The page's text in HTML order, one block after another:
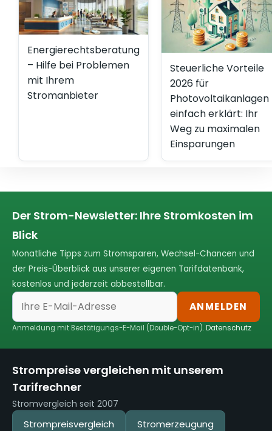
Energierechtsberatung
– Hilfe bei Problemen
mit Ihrem
Stromanbieter
Steuerliche Vorteile
2026 für
Photovoltaikanlagen
einfach erklärt: Ihr
Weg zu maximalen
Einsparungen
Der Strom-Newsletter: Ihre Stromkosten im
Blick
Monatliche Tipps zum Stromsparen, Wechsel-Chancen und
der Preis-Überblick aus unserer eigenen Tarifdatenbank,
kostenlos und jederzeit abbestellbar.
ANMELDEN
Anmeldung mit Bestätigungs-E-Mail (Double-Opt-in).Datenschutz
Strompreise vergleichen mit unserem
Tarifrechner
Stromvergleich seit 2007
Strompreisvergleich Stromerzeugung